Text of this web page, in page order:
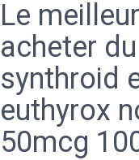
Le
acheter
synthroid
euthyrox
50mcg